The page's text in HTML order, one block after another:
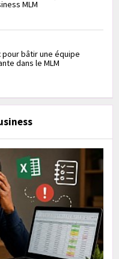
MLM
bâtir une équipe
dans le MLM